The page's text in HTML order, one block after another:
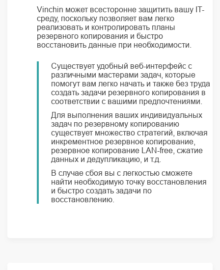
Vinchin может всесторонне защитить вашу IT-
среду, поскольку позволяет вам легко
реализовать и контролировать планы
резервного копирования и быстро
восстановить данные при необходимости.
Существует удобный веб-интерфейс с
различными мастерами задач, которые
помогут вам легко начать и также без труда
создать задачи резервного копирования в
соответствии с вашими предпочтениями.
Для выполнения ваших индивидуальных
задач по резервному копированию
существует множество стратегий, включая
инкрементное резервное копирование,
резервное копирование LAN-free, сжатие
данных и дедупликацию, и т.д.
В случае сбоя вы с легкостью сможете
найти необходимую точку восстановления
и быстро создать задачи по
восстановлению.